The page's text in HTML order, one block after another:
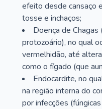
efeito desde cansaço
tosse e inchaços;
Doença de Chagas
protozoário), no qual
vermelhidão, até
como o fígado (que
Endocardite, no
na região interna do
por infecções